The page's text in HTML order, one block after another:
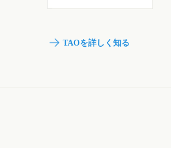
TAOを詳しく知る